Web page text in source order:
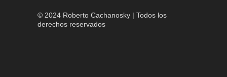
© 2024 Roberto Cachanosky | Todos los
derechos reservados